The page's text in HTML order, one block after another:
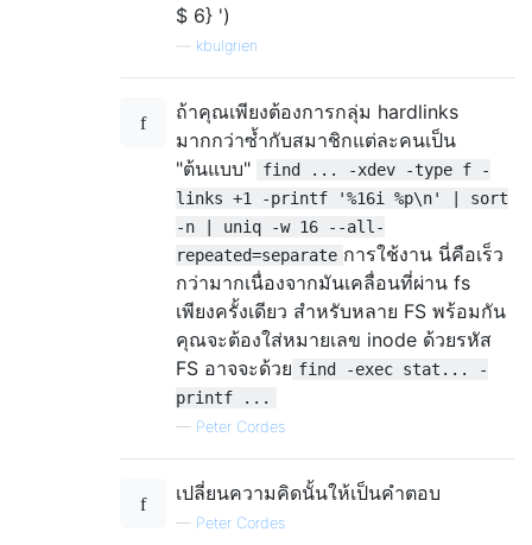
$ 6} ')
kbulgrien
ถ้าคุณเพียงต้องการกลุ่ม hardlinks
มากกว่าซ้ำกับสมาชิกแต่ละคนเป็น
"ต้นแบบ"
find ... -xdev -type f -
links +1 -printf '%16i %p\n' | sort
-n | uniq -w 16 --all-
repeated=separate การใช้งาน นี่คือเร็ว
กว่ามากเนื่องจากมันเคลื่อนที่ผ่าน fs
เพียงครั้งเดียว สำหรับหลาย FS พร้อมกัน
คุณจะต้องใส่หมายเลข inode ด้วยรหัส
FS อาจจะด้วย find -exec stat... -
printf ...
— Peter Cordes
เปลี่ยนความคิดนั้นให้เป็นคำตอบ
— Peter Cordes